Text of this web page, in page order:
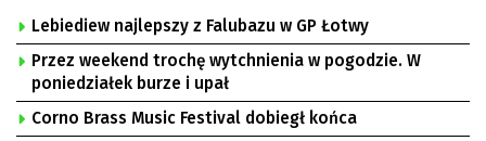
Lebiediew najlepszy z Falubazu w GP Łotwy
Przez weekend trochę wytchnienia w pogodzie. W
poniedziałek burze i upał
Corno Brass Music Festival dobiegł końca